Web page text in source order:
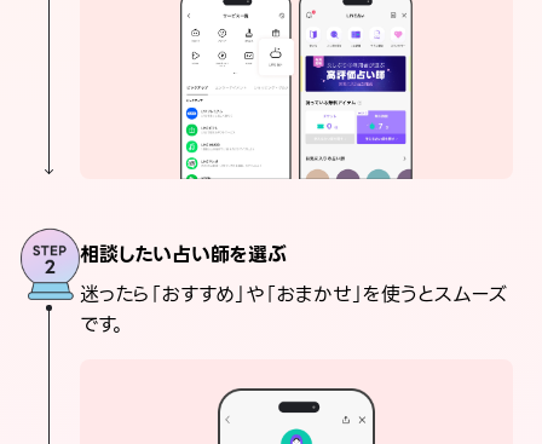
相談したい占い師を選ぶ
迷ったら「おすすめ」や「おまかせ」を使うとスムーズ
です。